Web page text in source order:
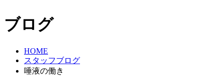
ブログ
HOME
スタッフブログ
唾液の働き